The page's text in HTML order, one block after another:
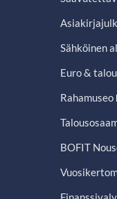
Sähköinen
Euro &
Rahamuseo
BOFIT